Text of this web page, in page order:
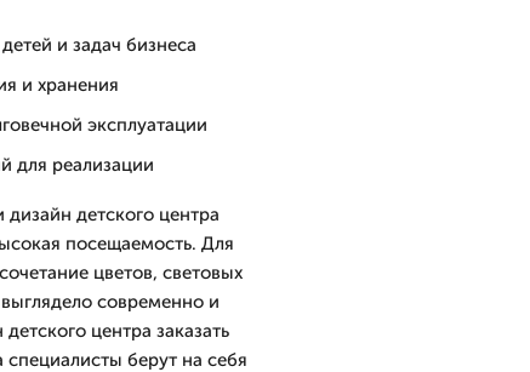
и задач бизнеса
и хранения
эксплуатации
для реализации
детского центра
посещаемость. Для
цветов, световых
современно и
центра заказать
берут на себя